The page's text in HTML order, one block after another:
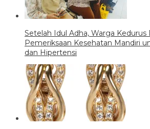
Setelah Idul Adha, Warga Kedurus
Pemeriksaan Kesehatan Mandiri
dan Hipertensi